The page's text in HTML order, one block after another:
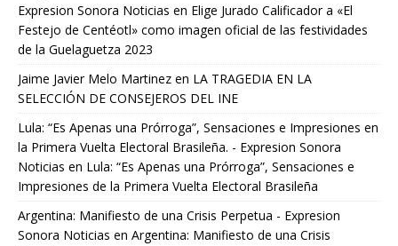
Expresion Sonora Noticias en Elige Jurado Calificador a «El
Festejo de Centéotl» como imagen oficial de las festividades
de la Guelaguetza 2023
Jaime Javier Melo Martinez en LA TRAGEDIA EN LA
SELECCIÓN DE CONSEJEROS DEL INE
Lula: “Es Apenas una Prórroga”, Sensaciones e Impresiones en
la Primera Vuelta Electoral Brasileña. - Expresion Sonora
Noticias en Lula: “Es Apenas una Prórroga”, Sensaciones e
Impresiones de la Primera Vuelta Electoral Brasileña
Argentina: Manifiesto de una Crisis Perpetua - Expresion
Sonora Noticias en Argentina: Manifiesto de una Crisis